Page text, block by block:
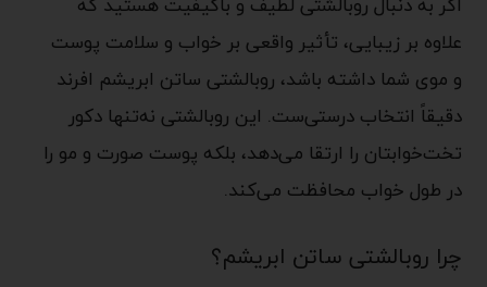
علاوه بر زیبایی، تأثیر واقعی بر خواب و سلامت پوست
و موی شما داشته باشد، روبالشتی ساتن ابریشم افرند
دقیقاً انتخاب درستی‌ست. این روبالشتی نه‌تنها دکور
تخت‌خوابتان را ارتقا می‌دهد، بلکه پوست صورت و مو را
در طول خواب محافظت می‌کند.
چرا روبالشتی ساتن ابریشم؟